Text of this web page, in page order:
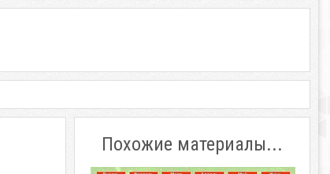
Похожие материалы...